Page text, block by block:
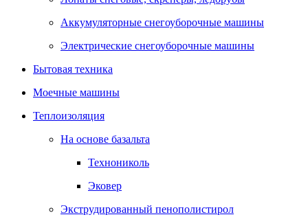
Аккумуляторные снегоуборочные машины
Электрические снегоуборочные машины
Бытовая техника
Моечные машины
Теплоизоляция
На основе базальта
Технониколь
Эковер
Экструдированный пенополистирол